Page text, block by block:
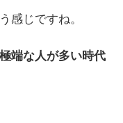
感じですね。
極端な人が多い時代